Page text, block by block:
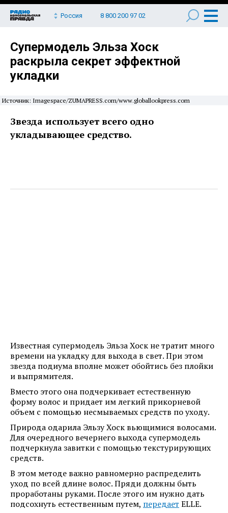
Россия 8 800 200 97 02
Супермодель Эльза Хоск
раскрыла секрет эффектной
укладки
Источник: Imagespace/ZUMAPRESS.com/www.globallookpress.com
Звезда использует всего одно
укладывающее средство.
Известная супермодель Эльза Хоск не тратит много
времени на укладку для выхода в свет. При этом
звезда подиума вполне может обойтись без плойки
и выпрямителя.
Вместо этого она подчеркивает естественную
форму волос и придает им легкий прикорневой
объем с помощью несмываемых средств по уходу.
Природа одарила Эльзу Хоск вьющимися волосами.
Для очередного вечернего выхода супермодель
подчеркнула завитки с помощью текстурирующих
средств.
В этом методе важно равномерно распределить
уход по всей длине волос. Пряди должны быть
проработаны руками. После этого им нужно дать
подсохнуть естественным путем, передает ELLE.